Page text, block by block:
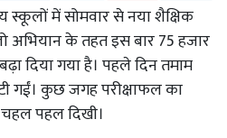
स्कूलों में सोमवार से नया शैक्षिक
अभियान के तहत इस बार 75 हजार
दिया गया है। पहले दिन तमाम
गईं। कुछ जगह परीक्षाफल का
पहल दिखी।